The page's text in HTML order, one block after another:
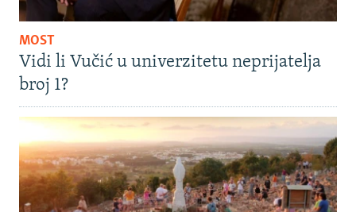
MOST
Vidi li Vučić u univerzitetu neprijatelja
broj 1?